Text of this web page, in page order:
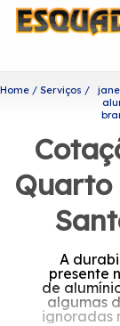
Home Serviços
Quarto
A
presente
de
algumas
ignoradas